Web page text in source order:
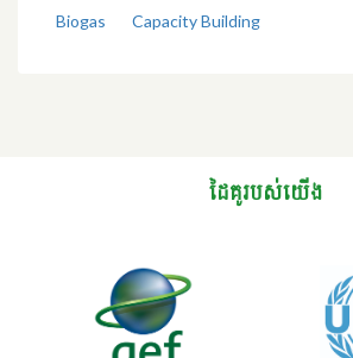
Biogas Capacity Building
ដៃគូរបស់យើង